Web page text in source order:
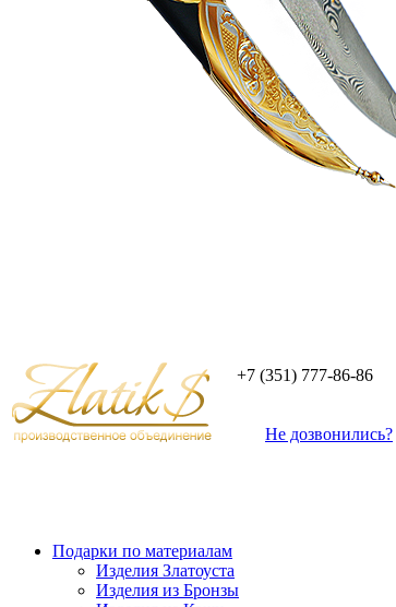
+7 (351) 777-86-86
Не дозвонились?
Подарки по материалам
Изделия Златоуста
Изделия из Бронзы